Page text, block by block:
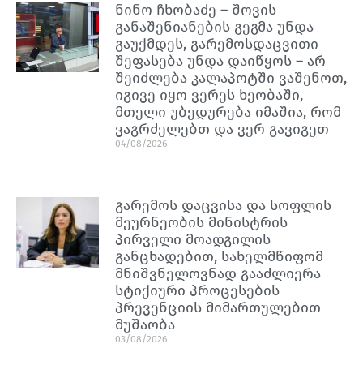
ნინო ჩხობაძე – შოვის
განაშენიანების გეგმა უნდა
გაუქმდეს, გარემოსდაცვითი
შეფასება უნდა დაიწყოს – არ
შეიძლება კალაპოტში ვაშენოთ,
იგივე იყო ვერეს ხეობაში,
მთელი უბედურება იმაშია, რომ
ვაგრძელებთ და ვერ გავიგეთ
04/08/2026
გარემოს დაცვისა და სოფლის
მეურნეობის მინისტრის
პირველი მოადგილის
განცხადებით, სახელმწიფომ
მნიშვნელოვნად გააძლიერა
სტიქიური პროცესების
პრევენციის მიმართულებით
მუშაობა
03/08/2026